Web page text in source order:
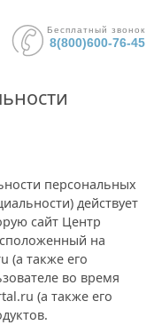
Бесплатный звонок
8(800)600-76-45
персональных
действует
сайт Центр
на
(а также его
во время
(а также его